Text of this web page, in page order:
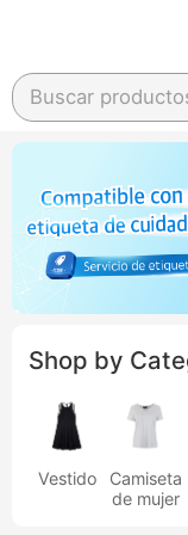
Buscar
Shop by
Vestido
Camiseta
de mujer